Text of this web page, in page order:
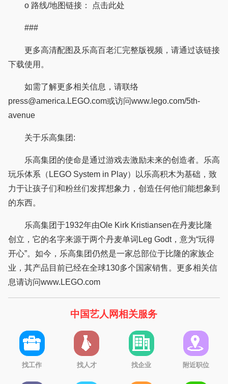
o 路线/地图链接： 点击此处
###
更多高清配图及乐高百老汇完整版视频，请通过该链接
下载使用。
如需了解更多相关信息，请联络
press@america.LEGO.com或访问www.lego.com/5th-
avenue
关于乐高集团:
乐高集团的使命是通过游戏去激励未来的创造者。乐高
玩乐体系（LEGO System in Play）以乐高积木为基础，致
力于让孩子们和粉丝们发挥想象力，创造任何他们能想象到
的东西。
乐高集团于1932年由Ole Kirk Kristiansen在丹麦比隆
创立，它的名字来源于两个丹麦单词Leg Godt，意为“玩得
开心”。如今，乐高集团仍然是一家总部位于比隆的家族企
业，其产品目前已经在全球130多个国家销售。更多相关信
息请访问www.LEGO.com
中国艺人网相关服务
找工作 找人才 找企业 附近职位